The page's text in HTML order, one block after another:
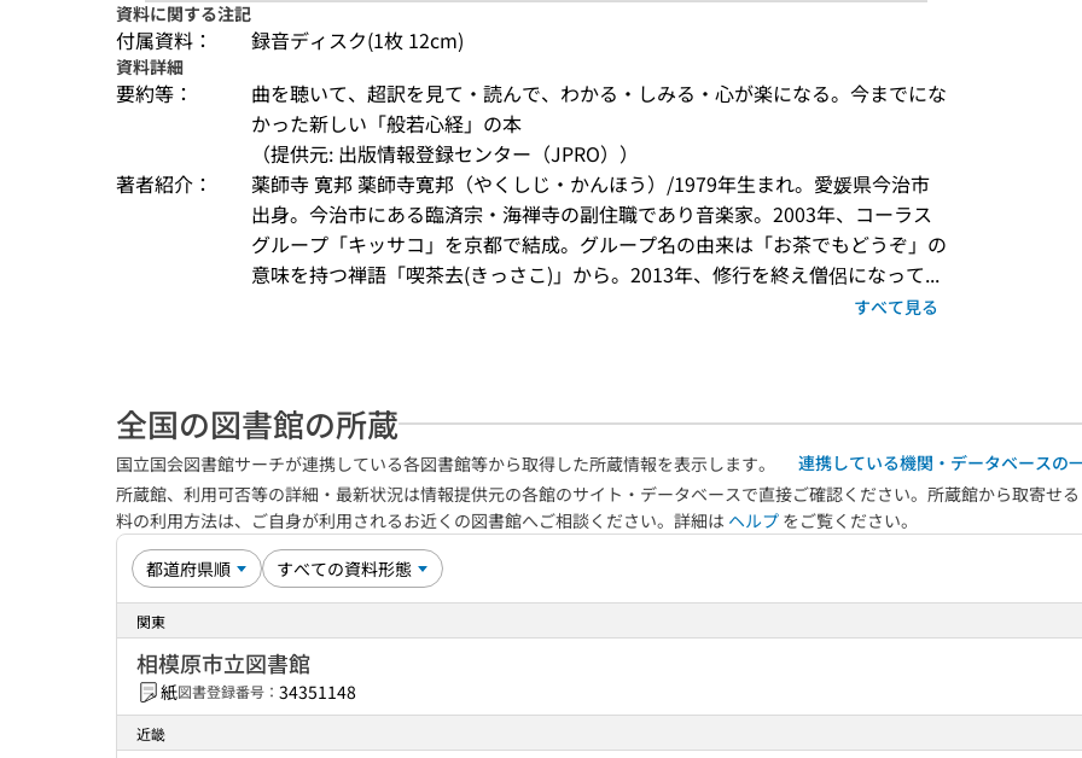
資料に関する注記
付属資料： 録音ディスク(1枚 12cm)
資料詳細
要約等：
曲を聴いて、超訳を見て・読んで、わかる・しみる・心が楽になる。今までにな
かった新しい「般若心経」の本
（提供元: 出版情報登録センター（JPRO））
著者紹介：
薬師寺 寛邦 薬師寺寛邦（やくしじ・かんほう）/1979年生まれ。愛媛県今治市
出身。今治市にある臨済宗・海禅寺の副住職であり音楽家。2003年、コーラス
グループ「キッサコ」を京都で結成。グループ名の由来は「お茶でもどうぞ」の
意味を持つ禅語「喫茶去(きっさこ)」から。2013年、修行を終え僧侶になって...
すべて見る
全国の図書館の所蔵
国立国会図書館サーチが連携している各図書館等から取得した所蔵情報を表示します。
連携している機関・データベースの
所蔵館、利用可否等の詳細・最新状況は情報提供元の各館のサイト・データベースで直接ご確認ください。所蔵館から取寄せ
料の利用方法は、ご自身が利用されるお近くの図書館へご相談ください。詳細は ヘルプ をご覧ください。
関東
相模原市立図書館
紙図書登録番号： 34351148
近畿